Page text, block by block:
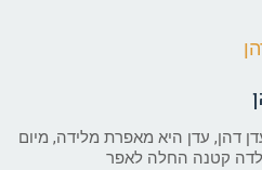
דהן, עדן היא מאפרת מלידה, מיום
קטנה החלה לאפר